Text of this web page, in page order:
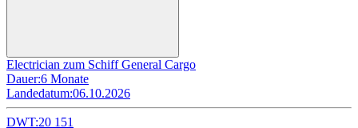
Electrician zum Schiff General Cargo
Dauer:6 Monate
Landedatum:06.10.2026
DWT:20 151